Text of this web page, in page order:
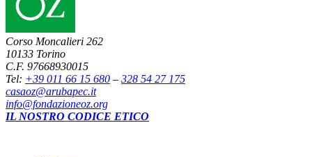
Corso Moncalieri 262
10133 Torino
C.F. 97668930015
Tel: +39 011 66 15 680 – 328 54 27 175
casaoz@arubapec.it
info@fondazioneoz.org
IL NOSTRO CODICE ETICO